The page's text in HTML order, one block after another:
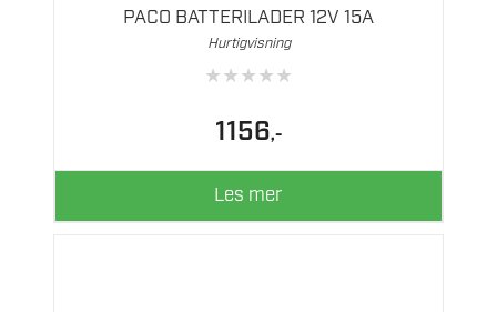
PACO BATTERILADER 12V 15A
Hurtigvisning
★★★★★
1156,-
Les mer